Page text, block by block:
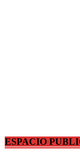
ESPACIO